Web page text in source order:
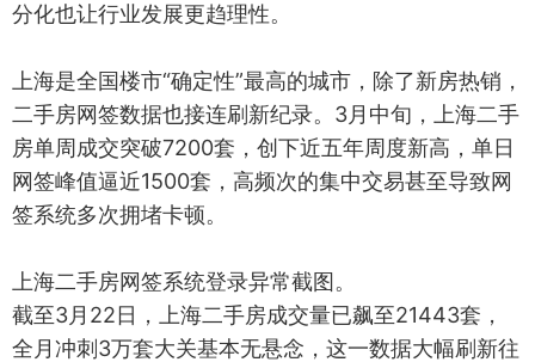
分化也让行业发展更趋理性。
上海是全国楼市“确定性”最高的城市，除了新房热销，
二手房网签数据也接连刷新纪录。3月中旬，上海二手
房单周成交突破7200套，创下近五年周度新高，单日
网签峰值逼近1500套，高频次的集中交易甚至导致网
签系统多次拥堵卡顿。
上海二手房网签系统登录异常截图。
截至3月22日，上海二手房成交量已飙至21443套，
全月冲刺3万套大关基本无悬念，这一数据大幅刷新往